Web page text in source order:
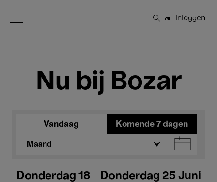
Open Menu
Zoeken
Inloggen
Nu bij Bozar
Vandaag Komende 7 dagen
Maand
Donderdag 18 - Donderdag 25 Juni